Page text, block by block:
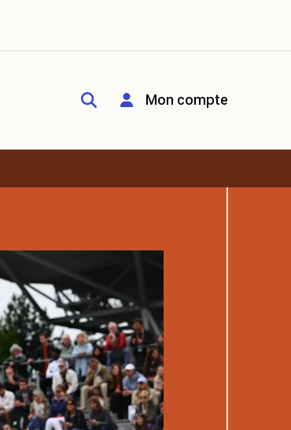
Mon compte